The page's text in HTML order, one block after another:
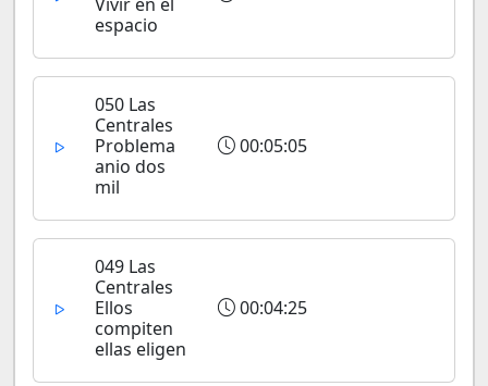
espacio
050 Las
Centrales
Problema
anio dos
mil
00:05:05
049 Las
Centrales
Ellos
compiten
ellas eligen
00:04:25